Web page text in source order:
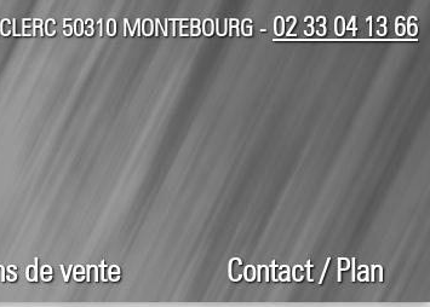
de vente Contact / Plan
50310 MONTEBOURG - 02 33 04 13 66